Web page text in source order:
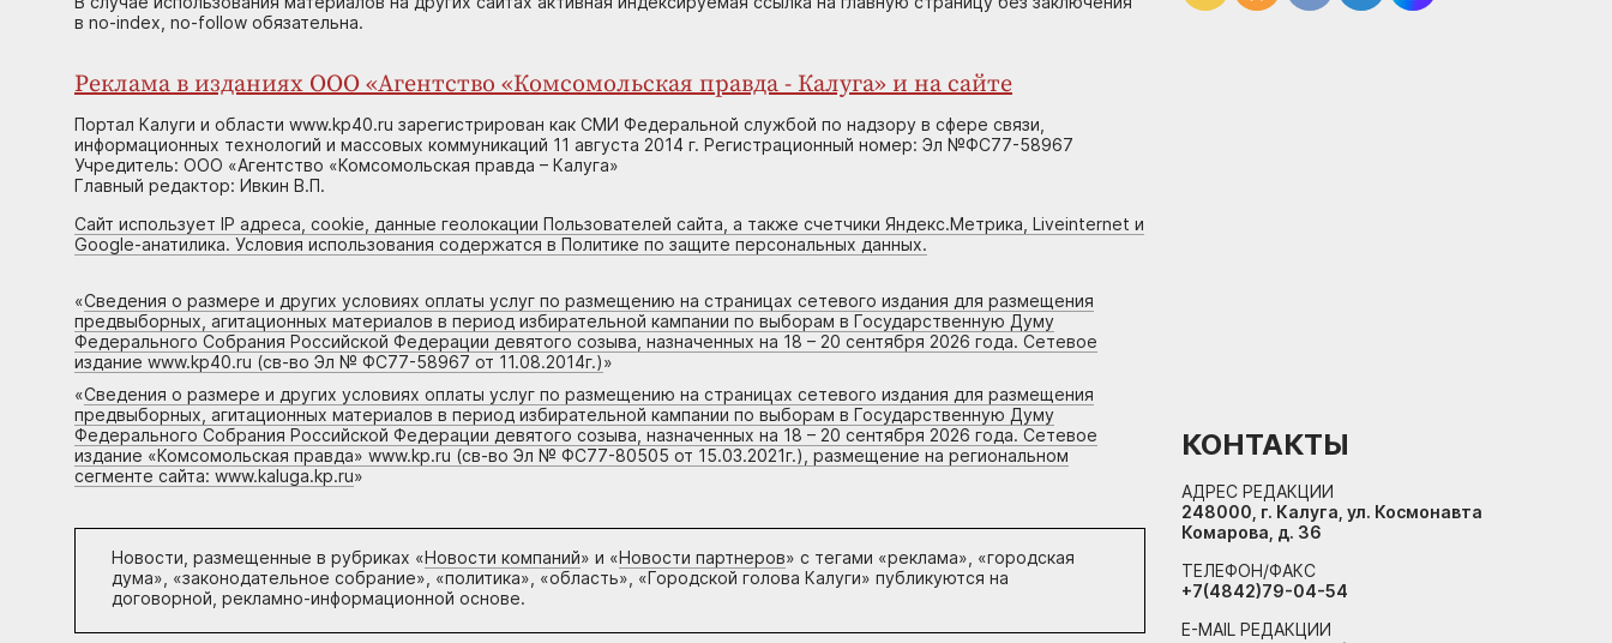
в no-index, no-follow обязательна.
Реклама в изданиях ООО «Агентство «Комсомольская правда - Калуга» и на сайте
Портал Калуги и области www.kp40.ru зарегистрирован как СМИ Федеральной службой по надзору в сфере связи,
информационных технологий и массовых коммуникаций 11 августа 2014 г. Регистрационный номер: Эл №ФС77-58967
Учредитель: ООО «Агентство «Комсомольская правда – Калуга»
Главный редактор: Ивкин В.П.
Сайт использует IP адреса, cookie, данные геолокации Пользователей сайта, а также счетчики Яндекс.Метрика, Liveinternet и
Google-анатилика. Условия использования содержатся в Политике по защите персональных данных.
«Сведения о размере и других условиях оплаты услуг по размещению на страницах сетевого издания для размещения
предвыборных, агитационных материалов в период избирательной кампании по выборам в Государственную Думу
Федерального Собрания Российской Федерации девятого созыва, назначенных на 18 – 20 сентября 2026 года. Сетевое
издание www.kp40.ru (св-во Эл № ФС77-58967 от 11.08.2014г.)»
«Сведения о размере и других условиях оплаты услуг по размещению на страницах сетевого издания для размещения
предвыборных, агитационных материалов в период избирательной кампании по выборам в Государственную Думу
Федерального Собрания Российской Федерации девятого созыва, назначенных на 18 – 20 сентября 2026 года. Сетевое
издание «Комсомольская правда» www.kp.ru (св-во Эл № ФС77-80505 от 15.03.2021г.), размещение на региональном
сегменте сайта: www.kaluga.kp.ru»
Новости, размещенные в рубриках «Новости компаний» и «Новости партнеров» с тегами «реклама», «городская
дума», «законодательное собрание», «политика», «область», «Городской голова Калуги» публикуются на
договорной, рекламно-информационной основе.
КОНТАКТЫ
АДРЕС РЕДАКЦИИ
248000, г. Калуга, ул. Космонавта
Комарова, д. 36
ТЕЛЕФОН/ФАКС
+7(4842)79-04-54
E-MAIL РЕДАКЦИИ